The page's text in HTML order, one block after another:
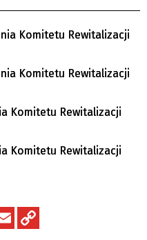
Komitetu Rewitalizacji
Komitetu Rewitalizacji
Komitetu Rewitalizacji
Komitetu Rewitalizacji